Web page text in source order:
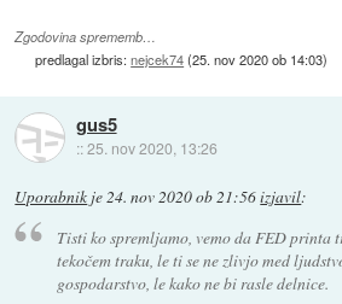
Zgodovina sprememb…
predlagal izbris:nejcek74(25. nov 2020 ob 14:03)
gus5
::25. nov 2020, 13:26
Uporabnik je24. nov 2020 ob 21:56izjavil:
Tisti ko spremljamo, vemo da FED printa
tekočem traku, le ti se ne zlivjo med
gospodarstvo, le kako ne bi rasle delnice.